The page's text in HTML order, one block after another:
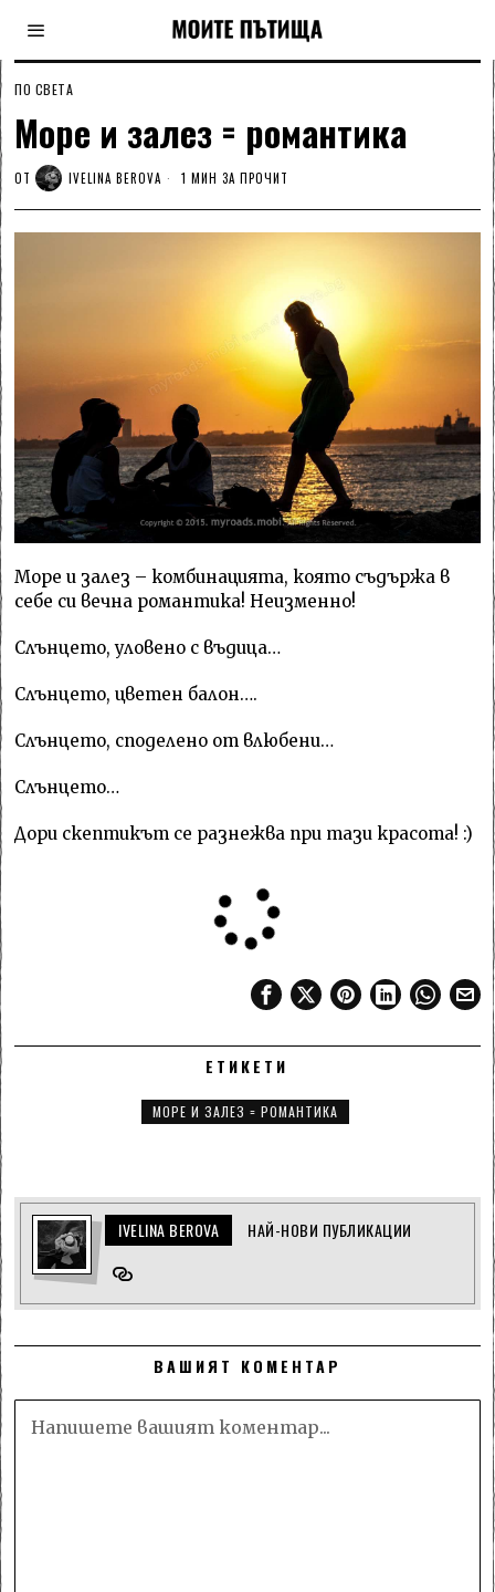
ПО СВЕТА
Море и залез = романтика
ОТ IVELINA BEROVA 1 МИН ЗА ПРОЧИТ
Море и залез – комбинацията, която съдържа в
себе си вечна романтика! Неизменно!
Слънцето, уловено с въдица…
Слънцето, цветен балон….
Слънцето, споделено от влюбени…
Слънцето…
Дори скептикът се разнежва при тази красота! :)
ЕТИКЕТИ
МОРЕ И ЗАЛЕЗ = РОМАНТИКА
IVELINA BEROVA НАЙ-НОВИ ПУБЛИКАЦИИ
ВАШИЯТ КОМЕНТАР